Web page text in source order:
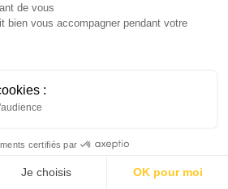
de vous
bien vous accompagner pendant votre
:
certifiés par
Je choisis OK pour moi